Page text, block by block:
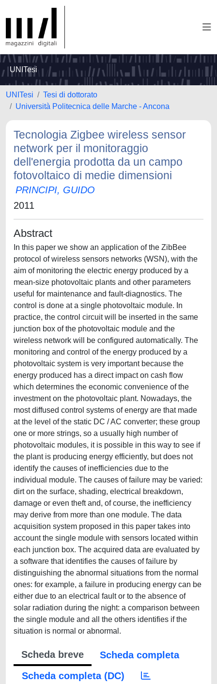
UNITesi
UNITesi
Tesi di dottorato
Università Politecnica delle Marche - Ancona
Tecnologia Zigbee wireless sensor
network per il monitoraggio
dell'energia prodotta da un campo
fotovoltaico di medie dimensioni
PRINCIPI, GUIDO
2011
Abstract
In this paper we show an application of the ZibBee
protocol of wireless sensors networks (WSN), with the
aim of monitoring the electric energy produced by a
mean-size photovoltaic plants and other parameters
useful for maintenance and fault-diagnostics. The
control is done at a single photovoltaic module. In
practice, the control circuit will be inserted in the same
junction box of the photovoltaic module and the
wireless network will be configured automatically. The
monitoring and control of the energy produced by a
photovoltaic system is very important because the
energy produced has a direct impact on cash flow
which determines the economic convenience of the
investment on the photovoltaic plant. Nowadays, the
most diffused control systems of energy are that made
at the level of the static DC / AC converter; these group
one or more strings, so a usually high number of
photovoltaic modules, it is possible in this way to see if
the plant is producing energy efficiently, but does not
identify the causes of inefficiencies due to the
individual module. The causes of failure may be varied:
dirt on the surface, shading, electrical breakdown,
damage or even theft and, of course, the inefficiency
may derive from more than one module. The data
acquisition system proposed in this paper takes into
account the single module with sensors located within
each junction box. The acquired data are evaluated by
a software that identifies the causes of failure by
distinguishing the abnormal situations from the normal
ones: for example, a failure in producing energy can be
either due to an electrical fault or to the absence of
solar radiation during the night: a comparison between
the single module and all the others identifies if the
situation is normal or abnormal.
Scheda breve
Scheda completa
Scheda completa (DC)